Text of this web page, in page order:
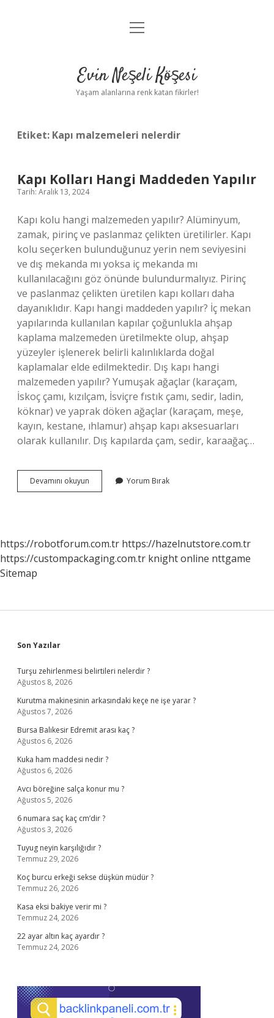
Anasayfa
Yasal Uyarı
menüyü
Evin Neşeli Köşesi
Yaşam alanlarına renk katan fikirler!
Etiket: Kapı malzemeleri nelerdir
Kapı Kolları Hangi Maddeden Yapılır
Tarih: Aralık 13, 2024
Kapı kolu hangi malzemeden yapılır? Alüminyum,
zamak, pirinç ve paslanmaz çelikten üretilirler. Kapı
kolu seçerken bulunduğunuz yerin nem seviyesini
ve dış mekanda mı yoksa iç mekanda mı
kullanılacağını göz önünde bulundurmalıyız. Pirinç
ve paslanmaz çelikten üretilen kapı kolları daha
dayanıklıdır. Kapı hangi maddeden yapılır? İç mekan
yapılarında kullanılan kapılar çoğunlukla ahşap
kaplama malzemeden üretilmekte olup, ahşap
yüzeyler işlenerek belirli kalınlıklarda doğal
kaplamalar elde edilmektedir. Dış kapı hangi
malzemeden yapılır? Yumuşak ağaçlar (karaçam,
İskoç çamı, kızılçam, İsviçre fıstık çamı, sedir, ladin,
köknar) ve yaprak döken ağaçlar (karaçam, meşe,
kayın, kestane, ıhlamur) ahşap kapı aksesuarları
olarak kullanılır. Dış kapılarda çam, sedir, karaağaç…
Devamını okuyun
Kolları
Yorum Bırak
https://robotforum.com.tr https://hazelnutstore.com.tr
https://custompackaging.com.tr knight online nttgame
Sitemap
Sidebar
Son Yazılar
Turşu zehirlenmesi belirtileri nelerdir ?
Ağustos 8, 2026
Kurutma makinesinin arkasındaki keçe ne işe yarar ?
Ağustos 7, 2026
Bursa Balıkesir Edremit arası kaç ?
Ağustos 6, 2026
Kuka ham maddesi nedir ?
Ağustos 6, 2026
Avcı böreğine salça konur mu ?
Ağustos 5, 2026
6 numara saç kaç cm’dir ?
Ağustos 3, 2026
Tuyug neyin karşılığıdır ?
Temmuz 29, 2026
Koç burcu erkeği sekse düşkün müdür ?
Temmuz 26, 2026
Kasa eksi bakiye verir mi ?
Temmuz 24, 2026
22 ayar altın kaç ayardır ?
Temmuz 24, 2026